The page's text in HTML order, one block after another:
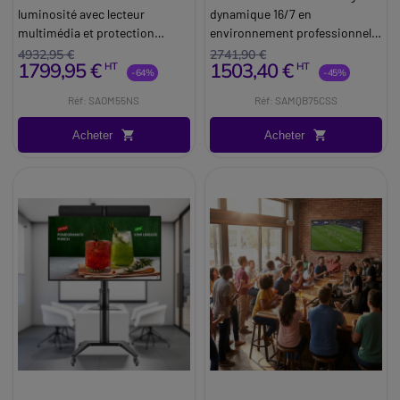
luminosité avec lecteur
multimédia et protection
contre la poussière (IP5X) et la
surchauffe.
4932,95 €
1799,95 € HT -64%
Réf: SAOM55NS
Acheter
VFM-F26
dynamique 16/7 en
environnement professionnel,
avec écran 4K Samsung de 75''
et support à roulettes Vision
verrouillables.
2741,90 €
1503,40 € HT -45%
Réf: SAMQB75CSS
Acheter